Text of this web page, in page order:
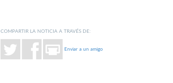
COMPARTIR LA NOTICIA A TRAVÉS DE:
Enviar a un amigo